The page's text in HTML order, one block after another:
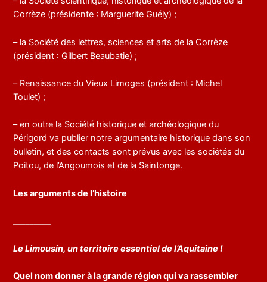
Corrèze (présidente : Marguerite Guély) ;
– la Société des lettres, sciences et arts de la Corrèze
(président : Gilbert Beaubatie) ;
– Renaissance du Vieux Limoges (président : Michel
Toulet) ;
– en outre la Société historique et archéologique du
Périgord va publier notre argumentaire historique dans son
bulletin, et des contacts sont prévus avec les sociétés du
Poitou, de l’Angoumois et de la Saintonge.
Les arguments de l’histoire
Le Limousin, un territoire essentiel de l’Aquitaine !
Quel nom donner à la grande région qui va rassembler